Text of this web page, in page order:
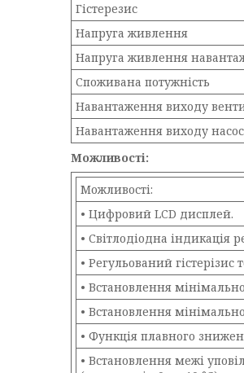
Гістерезис
Напруга живлення
Напруга живлення
Споживана потужність
Навантаження виходу
Навантаження виходу
Можливості:
Можливості:
• Цифровий LCD дисплей.
• Світлодіодна індикація
• Регульований гістерізис
• Встановлення
• Встановлення
• Функція плавного
• Встановлення межі